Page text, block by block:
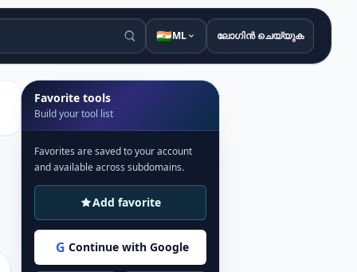
🇮🇳ML ലോഗിൻ ചെയ്യുക
Favorite tools
Build your tool list
Favorites are saved to your account
and available across subdomains.
Add favorite
G Continue with Google